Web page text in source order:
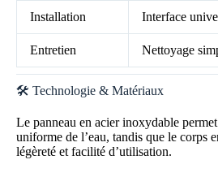
Installation Interface
Entretien Nettoyage
🛠️ Technologie & Matériaux
Le panneau en acier inoxydable
uniforme de l’eau, tandis que le corps
légèreté et facilité d’utilisation.